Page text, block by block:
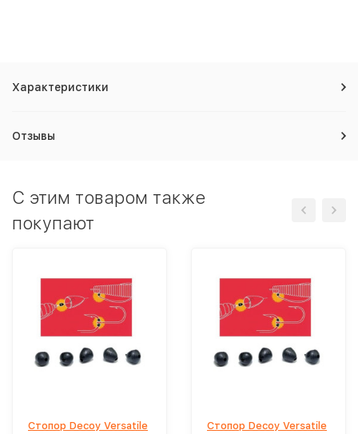
Характеристики
Отзывы
C этим товаром также
покупают
Стопор Decoy Versatile
Стопор Decoy Versatile